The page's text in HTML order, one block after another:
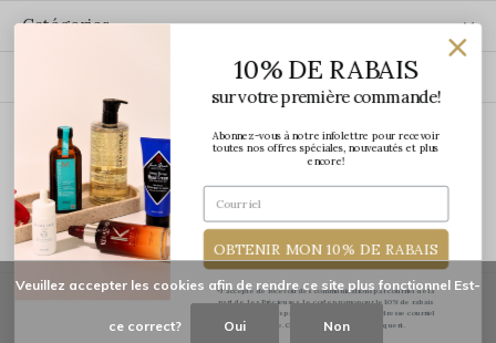
Catégories
ÉCRIVEZ-NOUS
Veuillez accepter les cookies afin de rendre ce site plus fonctionnel Est-
ce correct? Oui Non
10% DE RABAIS
sur votre première commande!
Abonnez-vous à notre infolettre pour recevoir
toutes nos offres spéciales, nouveautés et plus
encore!
OBTENIR MON 10% DE RABAIS
*J'accepte de recevoir des communications par courriel de la
part de Les Précieuses. Le code promo pour le 10% de rabais
vous sera transmis par courriel une fois votre adresse courriel
confirmée. Certaines exclusions s'appliquent.